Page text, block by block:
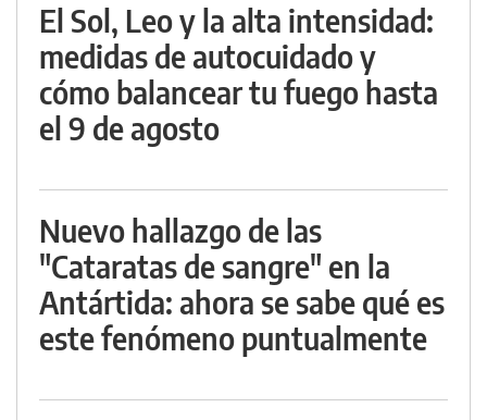
El Sol, Leo y la alta intensidad:
medidas de autocuidado y
cómo balancear tu fuego hasta
el 9 de agosto
Nuevo hallazgo de las
"Cataratas de sangre" en la
Antártida: ahora se sabe qué es
este fenómeno puntualmente